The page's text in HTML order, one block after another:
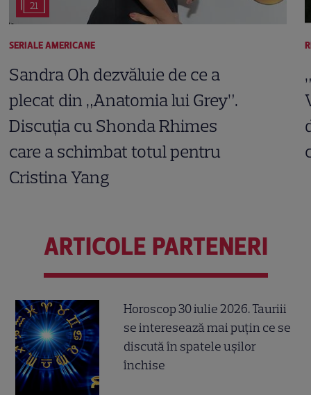
21
SERIALE AMERICANE
Sandra Oh dezvăluie de ce a
plecat din „Anatomia lui Grey”.
Discuția cu Shonda Rhimes
care a schimbat totul pentru
Cristina Yang
ARTICOLE PARTENERI
Horoscop 30 iulie 2026. Tauriii
se interesează mai puțin ce se
discută în spatele ușilor
închise